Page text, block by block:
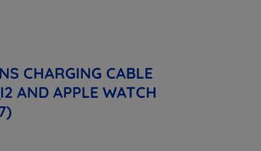
CHARGING CABLE
AND APPLE WATCH